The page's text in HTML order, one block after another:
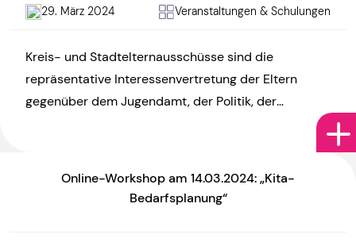
29. März 2024 Veranstaltungen & Schulungen
Kreis- und Stadtelternausschüsse sind die
repräsentative Interessenvertretung der Eltern
gegenüber dem Jugendamt, der Politik, der
Öffentlichkeit und sonstigen Akteur:innen. Aber wie
Online-Workshop am 14.03.2024: „Kita-
Bedarfsplanung“